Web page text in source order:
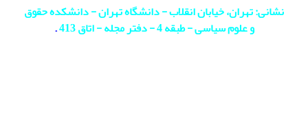
نشانی: تهران، خیابان انقلاب - دانشگاه تهران - دانشکده حقوق
و علوم سیاسی - طبقه 4 - دفتر مجله - اتاق 413
.